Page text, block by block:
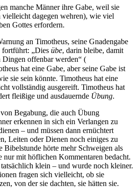
manche Männer ihre Gabe, weil sie
vielleicht dagegen wehren), wie viel
Gottes erfordern.
an Timotheus, seine Gnadengabe
fortführt: „Dies übe, darin bleibe, damit
offenbar werden“ (
hat eine Gabe, aber seine Gabe ist
sie sein könnte. Timotheus hat eine
vollständig ausgereift. Timotheus hat
fleißige und ausdauernde Übung.
Begabung, die auch Übung
erkennen in sich ein Verlangen zu
– und müssen dann ernüchtert
Leiten oder Dienen noch einiges zu
Bibelstunde hörte mehr Schweigen als
nur mit höflichen Kommentaren bedacht.
klein – und wurde noch kleiner.
fragen sich vielleicht, ob sie
von der sie dachten, sie hätten sie.